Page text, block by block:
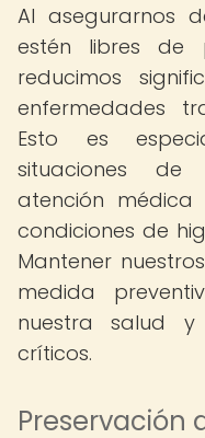
Al asegurarnos
estén libres de
reducimos
enfermedades
Esto es
situaciones de
atención
condiciones de
Mantener
medida
nuestra salud y
críticos.
Preservación